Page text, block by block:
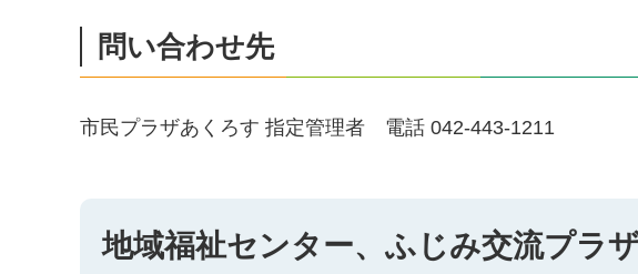
問い合わせ先
市民プラザあくろす 指定管理者 電話 042-443-1211
地域福祉センター、ふじみ交流プラ